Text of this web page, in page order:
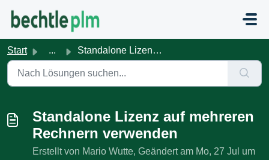
Start ... Standalone Lizenz auf mehreren Rechnern verwenden
Standalone Lizenz auf mehreren
Rechnern verwenden
Erstellt von Mario Wutte, Geändert am Mo, 27 Jul um